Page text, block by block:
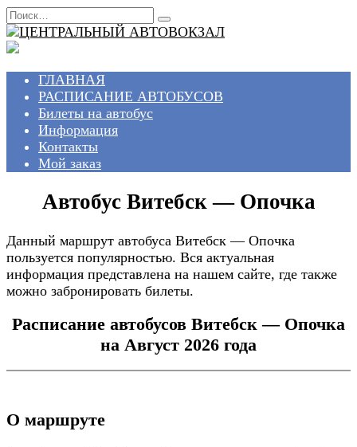
Перейти
к
содержанию
Search
for:
ГЛАВНАЯ
РАСПИСАНИЕ АВТОБУСОВ
Билеты на автобус
Информация
Контакты
Мой заказ
Автобус Витебск — Опочка
Данный маршрут автобуса Витебск — Опочка
пользуется популярностью. Вся актуальная
информация представлена на нашем сайте, где также
можно забронировать билеты.
Расписание автобусов Витебск — Опочка
на Август 2026 года
О маршруте